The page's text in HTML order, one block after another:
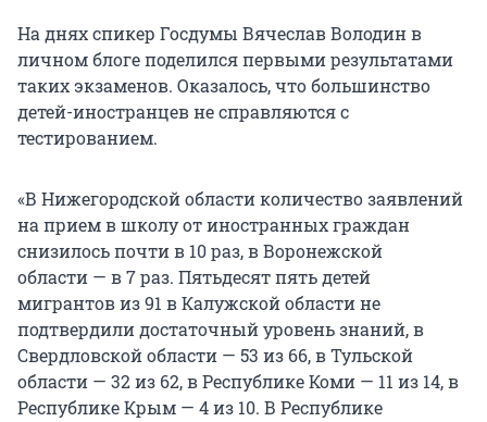
На днях спикер Госдумы Вячеслав Володин в
личном блоге поделился первыми результатами
таких экзаменов. Оказалось, что большинство
детей-иностранцев не справляются с
тестированием.
«В Нижегородской области количество заявлений
на прием в школу от иностранных граждан
снизилось почти в 10 раз, в Воронежской
области — в 7 раз. Пятьдесят пять детей
мигрантов из 91 в Калужской области не
подтвердили достаточный уровень знаний, в
Свердловской области — 53 из 66, в Тульской
области — 32 из 62, в Республике Коми — 11 из 14, в
Республике Крым — 4 из 10. В Республике